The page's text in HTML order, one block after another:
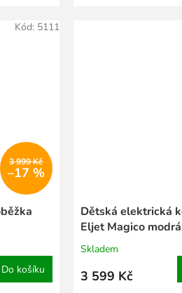
3 999 Kč
–17 %
Do košíku
Kód: 5111
Dětská elektrická
Eljet Magico modrá
Skladem
3 599 Kč